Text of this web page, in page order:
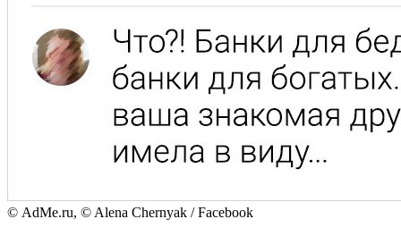
© AdMe.ru, © Alena Chernyak / Facebook